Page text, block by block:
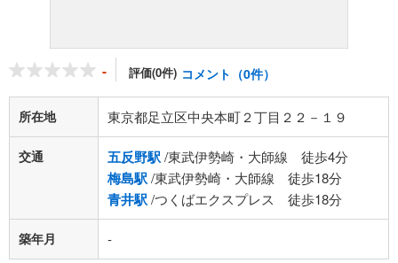
- 評価(0件) コメント（0件）
所在地 東京都足立区中央本町２丁目２２－１９
交通 五反野駅/東武伊勢崎・大師線 徒歩4分
梅島駅/東武伊勢崎・大師線 徒歩18分
青井駅/つくばエクスプレス 徒歩18分
築年月 -